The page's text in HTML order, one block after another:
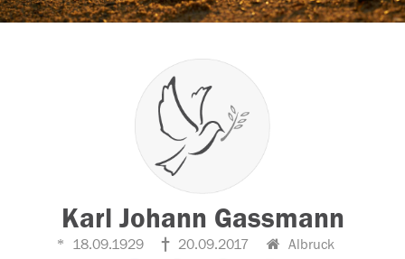
Karl Johann Gassmann
18.09.1929 20.09.2017 Albruck